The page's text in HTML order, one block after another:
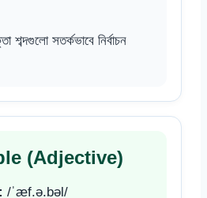
শব্দগুলো সতর্কভাবে নির্বাচন
(Adjective)
/ˈæf.ə.bəl/